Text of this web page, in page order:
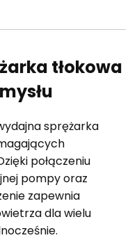
tłokowa
sprężarka
połączeniu
pompy oraz
zapewnia
dla wielu